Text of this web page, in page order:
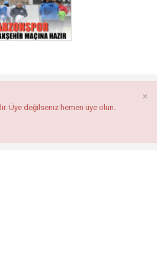
×
Üye değilseniz hemen üye olun.